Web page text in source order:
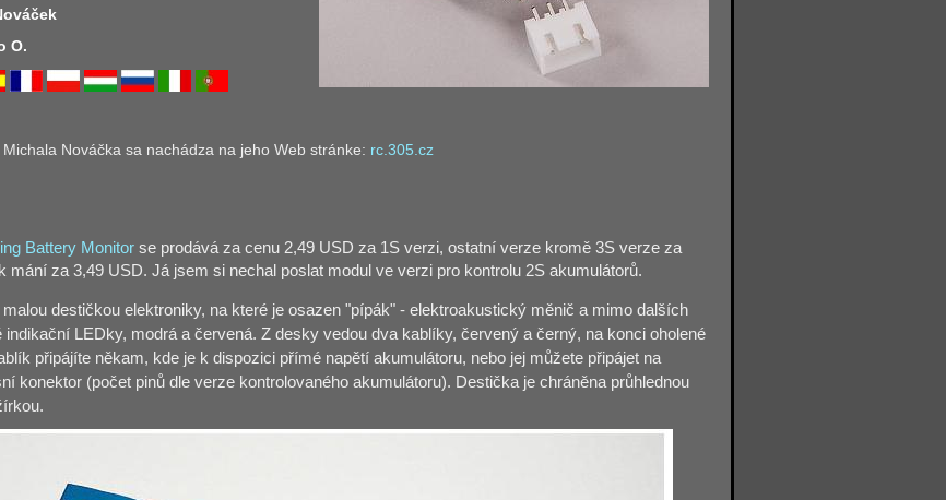
O.
Nováčka sa nachádza na jeho Web stránke: rc.305.cz
Battery Monitor se prodává za cenu 2,49 USD za 1S verzi, ostatní verze kromě 3S verze za
mání za 3,49 USD. Já jsem si nechal poslat modul ve verzi pro kontrolu 2S akumulátorů.
malou destičkou elektroniky, na které je osazen "pípák" - elektroakustický měnič a mimo dalších
indikační LEDky, modrá a červená. Z desky vedou dva kablíky, červený a černý, na konci oholené
připájíte někam, kde je k dispozici přímé napětí akumulátoru, nebo jej můžete připájet na
konektor (počet pinů dle verze kontrolovaného akumulátoru). Destička je chráněna průhlednou